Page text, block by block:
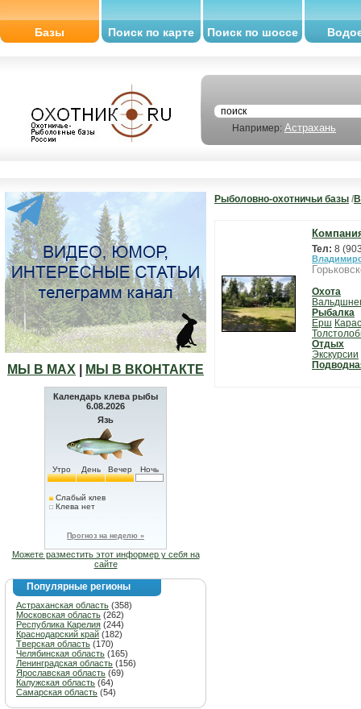
Базы Поиск по карте Поиск по шоссе
Например: Астрахань
МЫ В МАХ МЫ В ВКОНТАКТЕ
Календарь клева рыбы
6.08.2026
Язь
Утро День Вечер Ночь
Слабый клев
Клева нет
Прогноз на неделю »
Можете разместить этот информер у себя на
сайте
Популярные регионы
Астраханская область (358)
Московская область (262)
Республика Карелия (244)
Краснодарский край (182)
Тверская область (170)
Челябинская область (165)
Ленинградская область (156)
Ярославская область (69)
Калужская область (64)
Самарская область (54)
Рыболовно-охотничьи базы /
Тел: 8
Охота
Рыбалка
Ерш
Отдых
Экскурсии